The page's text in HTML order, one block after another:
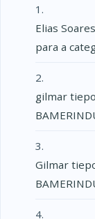
Elias Soares
para a
gilmar
Gilmar